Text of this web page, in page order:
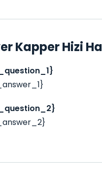
Kapper Hizi